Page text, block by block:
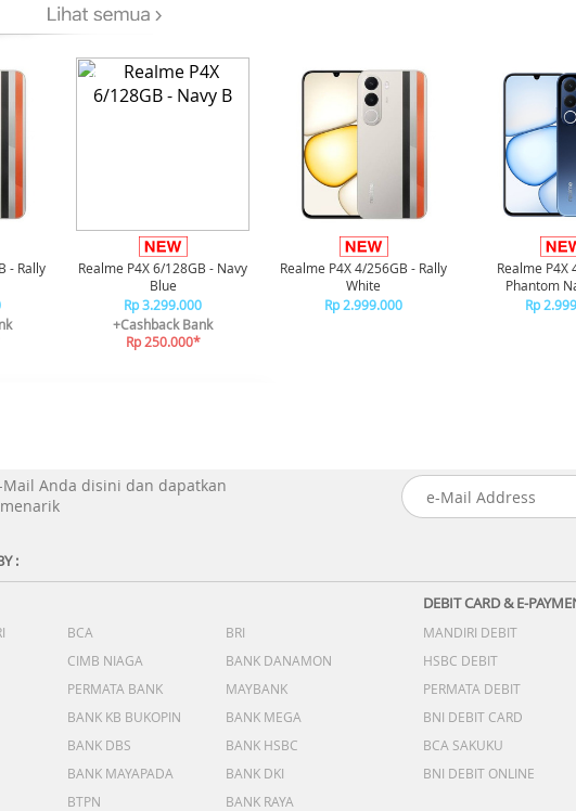
- Rally
-8%*
Realme P4X 6/128GB - Navy
Blue
Rp 3.299.000
+Cashback Bank
Rp 250.000*
Realme P4X 4/256GB - Rally
White
Rp 2.999.000
Realme P4X
Phantom
Rp
Anda disini dan dapatkan
:
BCA
BRI
CIMB NIAGA
BANK DANAMON
PERMATA BANK
MAYBANK
BANK KB BUKOPIN
BANK MEGA
BANK DBS
BANK HSBC
BANK MAYAPADA
BANK DKI
BTPN BANK RAYA
DEBIT CARD & E-
MANDIRI DEBIT
HSBC DEBIT
PERMATA DEBIT
BNI DEBIT CARD
BCA SAKUKU
BNI DEBIT ONLINE